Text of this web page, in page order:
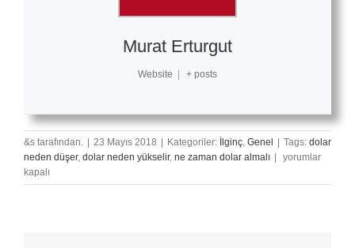
Murat Erturgut
Website | + posts
&s tarafından. | 23 Mayıs 2018 | Kategoriler: İlginç Genel | Tags: dolar
neden düşer, dolar neden yükselir, ne zaman dolar almalı |
Doların
Fiyatlarına
yorumlar
kapalı